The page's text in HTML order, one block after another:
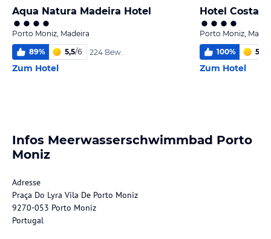
Aqua Natura Madeira Hotel
Porto Moniz, Madeira
89% 5,5/6 224 Bew.
Zum Hotel
Hotel Costa
Porto Moniz,
100% 5
Zum Hotel
Infos Meerwasserschwimmbad Porto
Moniz
Adresse
Praça Do Lyra Vila De Porto Moniz
9270-053 Porto Moniz
Portugal